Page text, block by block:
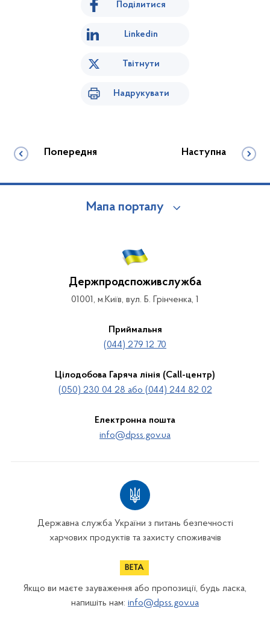
Поділитися
Linkedin
Твітнути
Надрукувати
Попередня Наступна
Мапа порталу
Держпродспоживслужба
01001, м.Київ, вул. Б. Грінченка, 1
Приймальня
(044) 279 12 70
Цілодобова Гаряча лінія (Call-центр)
(050) 230 04 28 або (044) 244 82 02
Електронна пошта
info@dpss.gov.ua
Державна служба України з питань безпечності
харчових продуктів та захисту споживачів
Якщо ви маєте зауваження або пропозиції, будь ласка,
напишіть нам: info@dpss.gov.ua